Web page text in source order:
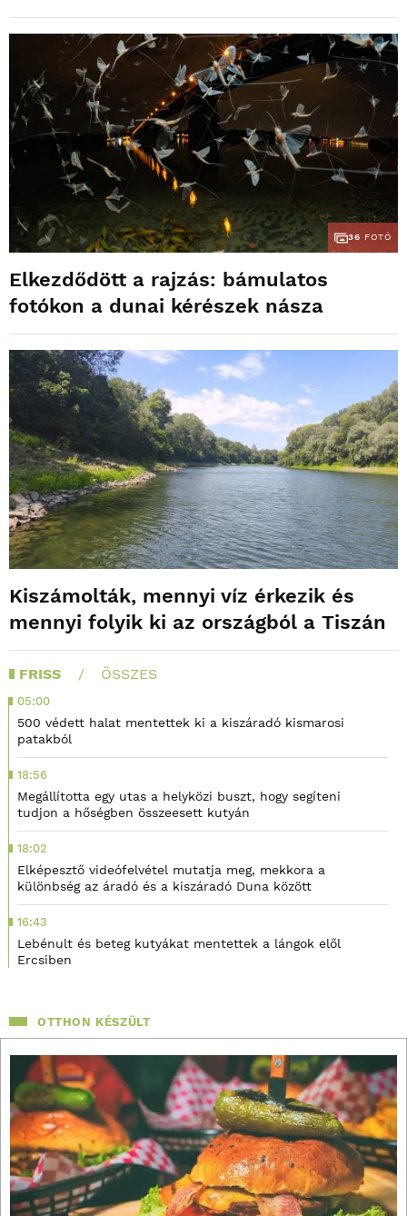
36 FOTÓ
Elkezdődött a rajzás: bámulatos
fotókon a dunai kérészek násza
Kiszámolták, mennyi víz érkezik és
mennyi folyik ki az országból a Tiszán
FRISS ÖSSZES
05:00
500 védett halat mentettek ki a kiszáradó kismarosi
patakból
18:56
Megállította egy utas a helyközi buszt, hogy segíteni
tudjon a hőségben összeesett kutyán
18:02
Elképesztő videófelvétel mutatja meg, mekkora a
különbség az áradó és a kiszáradó Duna között
16:43
Lebénult és beteg kutyákat mentettek a lángok elől
Ercsiben
OTTHON KÉSZÜLT